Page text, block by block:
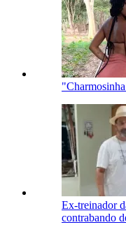
Ex-treinador
contrabando